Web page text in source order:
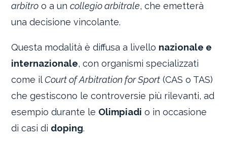
arbitro o a uncollegio arbitrale, che emetterà
una decisione vincolante.
Questa modalità è diffusa a livello nazionale e
internazionale, con organismi specializzati
come ilCourt of Arbitration for Sport (CAS o TAS)
che gestiscono le controversie più rilevanti, ad
esempio durante le Olimpiadi o in occasione
di casi di doping.